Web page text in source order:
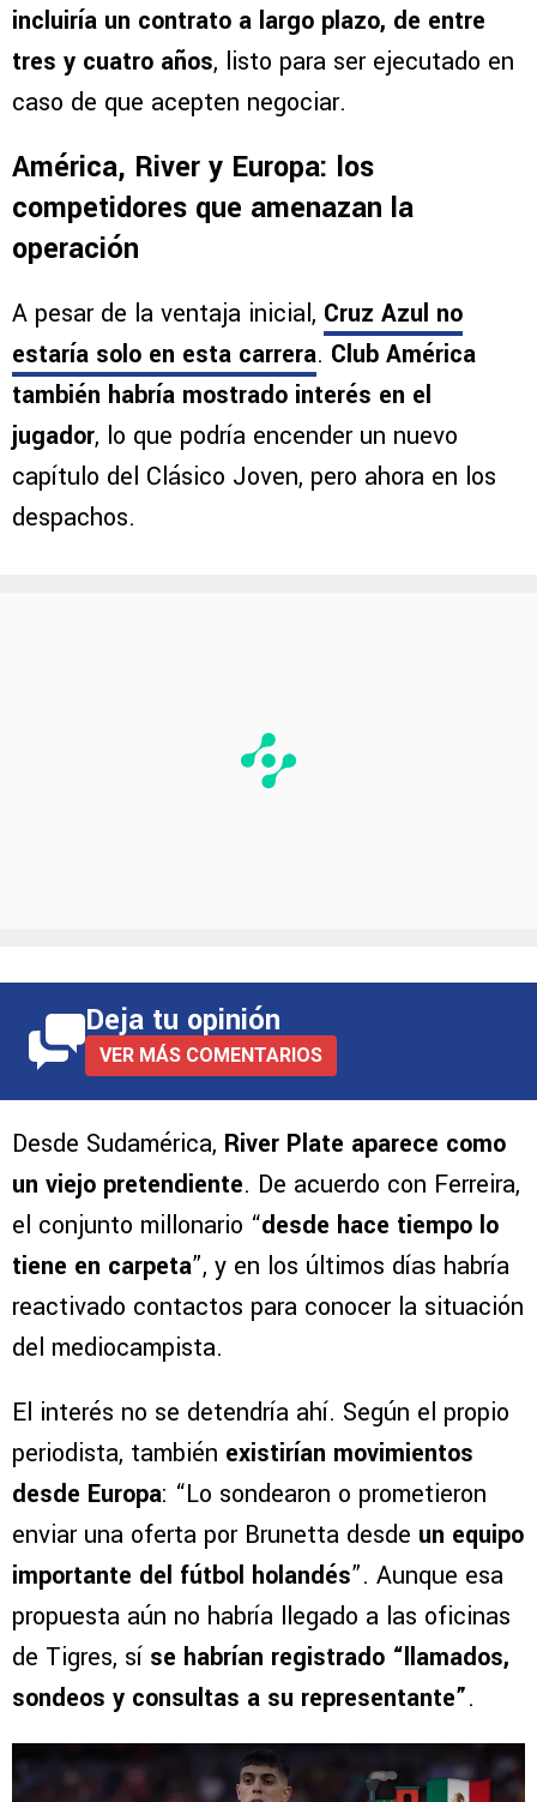
incluiría un contrato a largo plazo, de entre
tres y cuatro años, listo para ser ejecutado en
caso de que acepten negociar.
América, River y Europa: los
competidores que amenazan la
operación
A pesar de la ventaja inicial, Cruz Azul no
estaría solo en esta carrera. Club América
también habría mostrado interés en el
jugador, lo que podría encender un nuevo
capítulo del Clásico Joven, pero ahora en los
despachos.
Deja tu opinión
VER MÁS COMENTARIOS
Desde Sudamérica, River Plate aparece como
un viejo pretendiente. De acuerdo con Ferreira,
el conjunto millonario “desde hace tiempo lo
tiene en carpeta”, y en los últimos días habría
reactivado contactos para conocer la situación
del mediocampista.
El interés no se detendría ahí. Según el propio
periodista, también existirían movimientos
desde Europa: “Lo sondearon o prometieron
enviar una oferta por Brunetta desde un equipo
importante del fútbol holandés”. Aunque esa
propuesta aún no habría llegado a las oficinas
de Tigres, sí se habrían registrado “llamados,
sondeos y consultas a su representante”.